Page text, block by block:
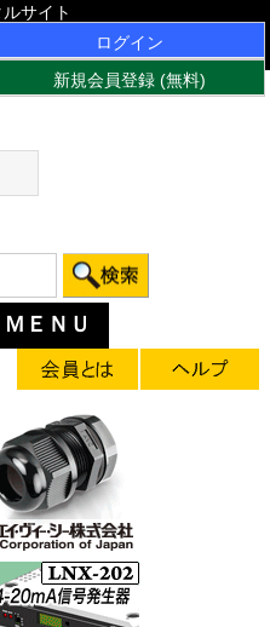
サイト
ログイン
新規会員登録 (無料)
ＭＥＮＵ